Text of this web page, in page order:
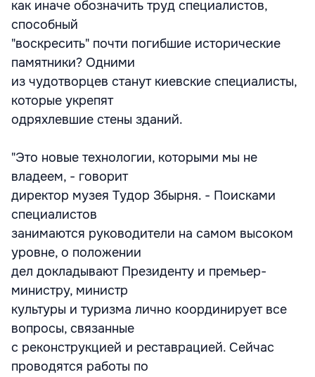
как иначе обозначить труд специалистов,
способный
"воскресить" почти погибшие исторические
памятники? Одними
из чудотворцев станут киевские специалисты,
которые укрепят
одряхлевшие стены зданий.
"Это новые технологии, которыми мы не
владеем, - говорит
директор музея Тудор Збырня. - Поисками
специалистов
занимаются руководители на самом высоком
уровне, о положении
дел докладывают Президенту и премьер-
министру, министр
культуры и туризма лично координирует все
вопросы, связанные
с реконструкцией и реставрацией. Сейчас
проводятся работы по